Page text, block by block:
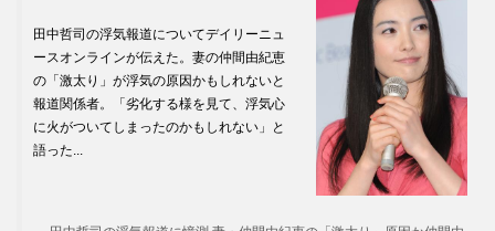
田中哲司の浮気報道についてデイリーニュ
ースオンラインが伝えた。妻の仲間由紀恵
の「激太り」が浮気の原因かもしれないと
報道関係者。「劣化する様を見て、浮気心
に火がついてしまったのかもしれない」と
語った...